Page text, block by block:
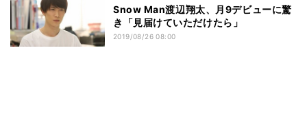
Snow Man渡辺翔太、月9デビューに驚
き「見届けていただけたら」
2019/08/26 08:00